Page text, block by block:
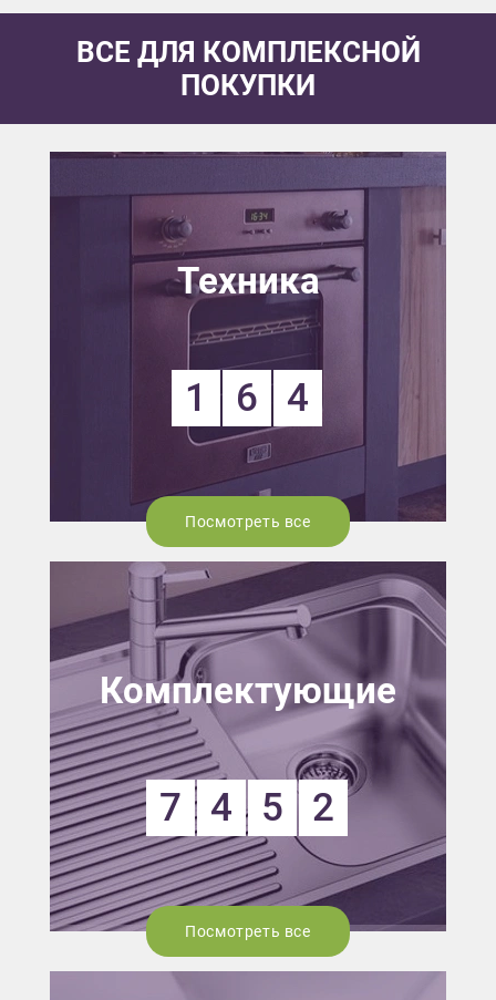
ВСЕ ДЛЯ КОМПЛЕКСНОЙ
ПОКУПКИ
Техника
1 6 4
Посмотреть все
Комплектующие
7 4 5 2
Посмотреть все